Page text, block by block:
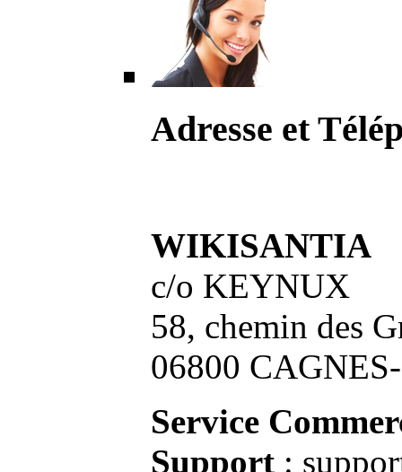
Adresse et
WIKISANTIA
c/o KEYNUX
58, chemin des
06800
Service
Support :